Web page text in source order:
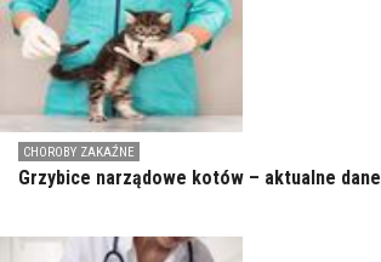
CHOROBY ZAKAŹNE
Grzybice narządowe kotów – aktualne dane